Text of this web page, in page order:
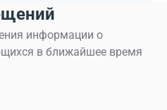
информации о
в ближайшее время